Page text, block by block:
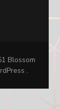
Blossom
.